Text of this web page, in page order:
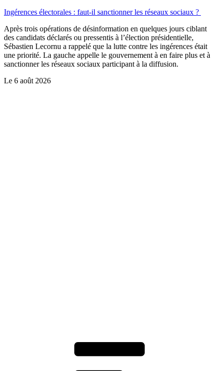
Ingérences électorales : faut-il sanctionner les réseaux sociaux ?
Après trois opérations de désinformation en quelques jours ciblant
des candidats déclarés ou pressentis à l’élection présidentielle,
Sébastien Lecornu a rappelé que la lutte contre les ingérences était
une priorité. La gauche appelle le gouvernement à en faire plus et à
sanctionner les réseaux sociaux participant à la diffusion.
Le 6 août 2026